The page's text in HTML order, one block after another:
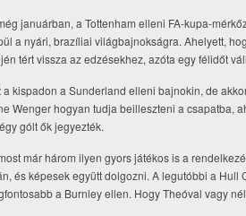
januárban, a Tottenham elleni FA-kupa-
a nyári, brazíliai világbajnokságra. Ahelyett,
tért vissza az edzésekhez, azóta egy félidőt
a kispadon a Sunderland elleni bajnokin, de
Wenger hogyan tudja beilleszteni a csapatba,
gólt ők jegyezték.
már három ilyen gyors játékos is a
és képesek együtt dolgozni. A legutóbbi a
a Burnley ellen. Hogy Theóval vagy